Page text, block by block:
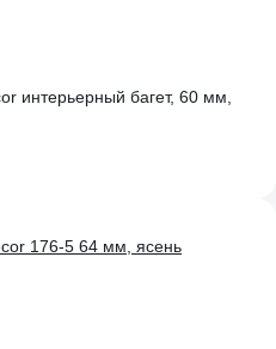
интерьерный багет, 60 мм,